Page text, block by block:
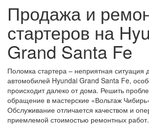
Продажа и
стартеров на
Grand Santa Fe
Поломка стартера – неприятная ситуация
автомобилей Hyundai Grand Santa Fe,
происходит далеко от дома. Решить
обращение в мастерские «Вольтаж
Обслуживание отличается качеством и
приемлемой стоимостью ремонтных работ.